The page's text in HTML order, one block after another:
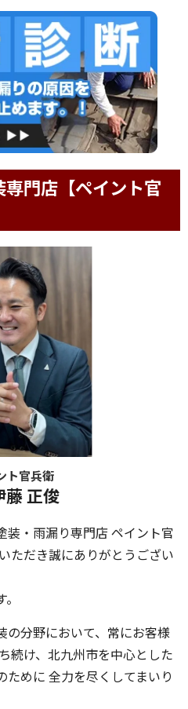
門店【ペイント官
ト官兵衛
藤 正俊
装・雨漏り専門店 ペイント官
ただき誠にありがとうござい
の分野において、常にお客様
続け、北九州市を中心とした
めに 全力を尽くしてまいり